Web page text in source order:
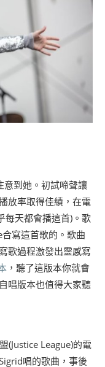
意到她。初試啼聲讓
放率取得佳績，在電
每天都會播這首)。歌
寫這首歌的。歌曲
歌過程激發出靈感寫
，聽了這版本你就會
唱版本也值得大家聽
(Justice League)的電
唱的歌曲，事後